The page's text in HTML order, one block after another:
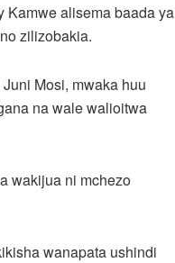
Kamwe alisema baada ya
zilizobakia.
Mosi, mwaka huu
na wale walioitwa
wakijua ni mchezo
wanapata ushindi